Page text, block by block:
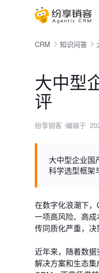
CRM 知识问答
大中型
评
纷享销客 ⋅编辑于
大中型企业国
科学选型框架
在数字化浪潮下
一项高风险、高
传同质化严重，决
近年来，随着数
解决方案和生态